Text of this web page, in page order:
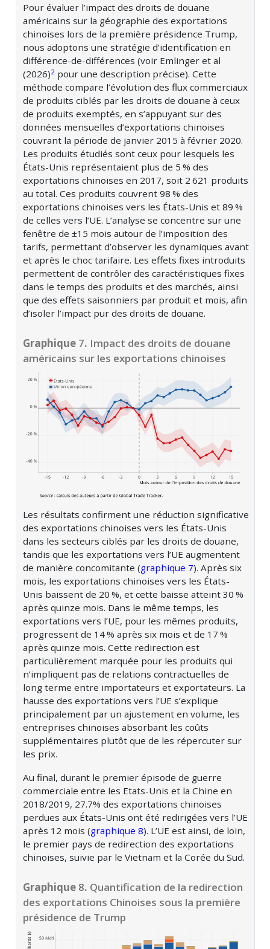
Pour évaluer l’impact des droits de douane
américains sur la géographie des exportations
chinoises lors de la première présidence Trump,
nous adoptons une stratégie d’identification en
différence-de-différences (voir Emlinger et al
(2026)2 pour une description précise). Cette
méthode compare l’évolution des flux commerciaux
de produits ciblés par les droits de douane à ceux
de produits exemptés, en s’appuyant sur des
données mensuelles d’exportations chinoises
couvrant la période de janvier 2015 à février 2020.
Les produits étudiés sont ceux pour lesquels les
États-Unis représentaient plus de 5 % des
exportations chinoises en 2017, soit 2 621 produits
au total. Ces produits couvrent98 % des
exportations chinoises vers les États-Unis et89 %
de celles vers l’UE. L’analyse se concentre sur une
fenêtre de ±15 mois autour de l’imposition des
tarifs, permettant d’observer les dynamiques avant
et après le choc tarifaire. Les effets fixes introduits
permettent de contrôler des caractéristiques fixes
dans le temps des produits et des marchés, ainsi
que des effets saisonniers par produit et mois, afin
d’isoler l’impact pur des droits de douane.
Graphique 7. Impact des droits de douane
américains sur les exportations chinoises
Les résultats confirment une réduction significative
des exportations chinoises vers les États-Unis
dans les secteurs ciblés par les droits de douane,
tandis que les exportations vers l’UE augmentent
de manière concomitante (graphique 7). Après six
mois, les exportations chinoises vers les États-
Unis baissent de 20 %, et cette baisse atteint30 %
après quinze mois. Dans le même temps, les
exportations vers l’UE, pour les mêmes produits,
progressent de 14 % après six mois et de 17 %
après quinze mois. Cette redirection est
particulièrement marquée pour les produits qui
n’impliquent pas de relations contractuelles de
long terme entre importateurs et exportateurs. La
hausse des exportations vers l’UE s’explique
principalement par un ajustement en volume, les
entreprises chinoises absorbant les coûts
supplémentaires plutôt que de les répercuter sur
les prix.
Au final, durant le premier épisode de guerre
commerciale entre les Etats-Unis et la Chine en
2018/2019, 27.7% des exportations chinoises
perdues aux États-Unis ont été redirigées vers l’UE
après 12 mois (graphique 8). L’UE est ainsi, de loin,
le premier pays de redirection des exportations
chinoises, suivie par le Vietnam et la Corée du Sud.
Graphique 8. Quantification de la redirection
des exportations Chinoises sous la première
présidence de Trump